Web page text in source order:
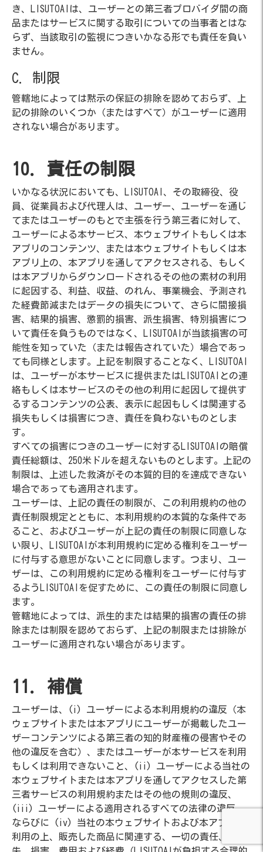
き、LISUTOAIは、ユーザーとの第三者プロバイダ間の商
品またはサービスに関する取引についての当事者とはな
らず、当該取引の監視につきいかなる形でも責任を負い
ません。
C. 制限
管轄地によっては黙示の保証の排除を認めておらず、上
記の排除のいくつか（またはすべて）がユーザーに適用
されない場合があります。
10. 責任の制限
いかなる状況においても、LISUTOAI、その取締役、役
員、従業員および代理人は、ユーザー、ユーザーを通じ
てまたはユーザーのもとで主張を行う第三者に対して、
ユーザーによる本サービス、本ウェブサイトもしくは本
アプリのコンテンツ、または本ウェブサイトもしくは本
アプリ上の、本アプリを通してアクセスされる、もしく
は本アプリからダウンロードされるその他の素材の利用
に起因する、利益、収益、のれん、事業機会、予測され
た経費節減またはデータの損失について、さらに間接損
害、結果的損害、懲罰的損害、派生損害、特別損害につ
いて責任を負うものではなく、LISUTOAIが当該損害の可
能性を知っていた（または報告されていた）場合であっ
ても同様とします。上記を制限することなく、LISUTOAI
は、ユーザーが本サービスに提供またはLISUTOAIとの連
絡もしくは本サービスのその他の利用に起因して提供す
るするコンテンツの公表、表示に起因もしくは関連する
損失もしくは損害につき、責任を負わないものとしま
す。
すべての損害につきのユーザーに対するLISUTOAIの賠償
責任総額は、250米ドルを超えないものとします。上記の
制限は、上述した救済がその本質的目的を達成できない
場合であっても適用されます。
ユーザーは、上記の責任の制限が、この利用規約の他の
責任制限規定とともに、本利用規約の本質的な条件であ
ること、およびユーザーが上記の責任の制限に同意しな
い限り、LISUTOAIが本利用規約に定める権利をユーザー
に付与する意思がないことに同意します。つまり、ユー
ザーは、この利用規約に定める権利をユーザーに付与す
るようLISUTOAIを促すために、この責任の制限に同意し
ます。
管轄地によっては、派生的または結果的損害の責任の排
除または制限を認めておらず、上記の制限または排除が
ユーザーに適用されない場合があります。
11. 補償
ユーザーは、(i) ユーザーによる本利用規約の違反（本
ウェブサイトまたは本アプリにユーザーが掲載したユー
ザーコンテンツによる第三者の知的財産権の侵害やその
他の違反を含む）、またはユーザーが本サービスを利用
もしくは利用できないこと、(ii) ユーザーによる当社の
本ウェブサイトまたは本アプリを通してアクセスした第
三者サービスの利用規約またはその他の規則の違反、
(iii) ユーザーによる適用されるすべての法律の違反、
ならびに (iv) 当社の本ウェブサイトおよび本アプリに
利用の上、販売した商品に関連する、一切の責任、損